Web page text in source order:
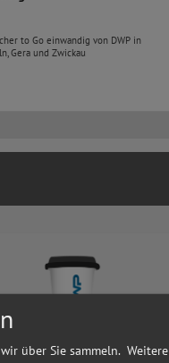
to Go einwandig von DWP in
Gera und Zwickau
über Sie sammeln. Weitere